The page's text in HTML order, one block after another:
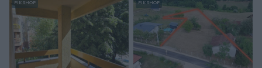
PIK SHOP PIK SHOP